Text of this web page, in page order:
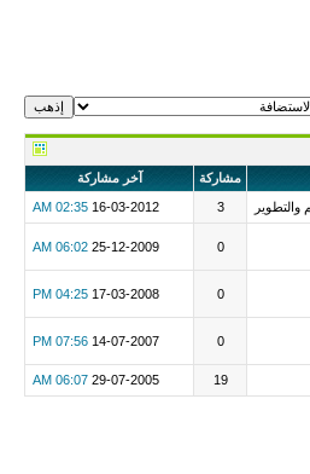
مشاركة
آخر مشاركة
والتطوير 3
16-03-2012
02:35 AM
0
25-12-2009
06:02 AM
0
17-03-2008
04:25 PM
0
14-07-2007
07:56 PM
19
29-07-2005
06:07 AM